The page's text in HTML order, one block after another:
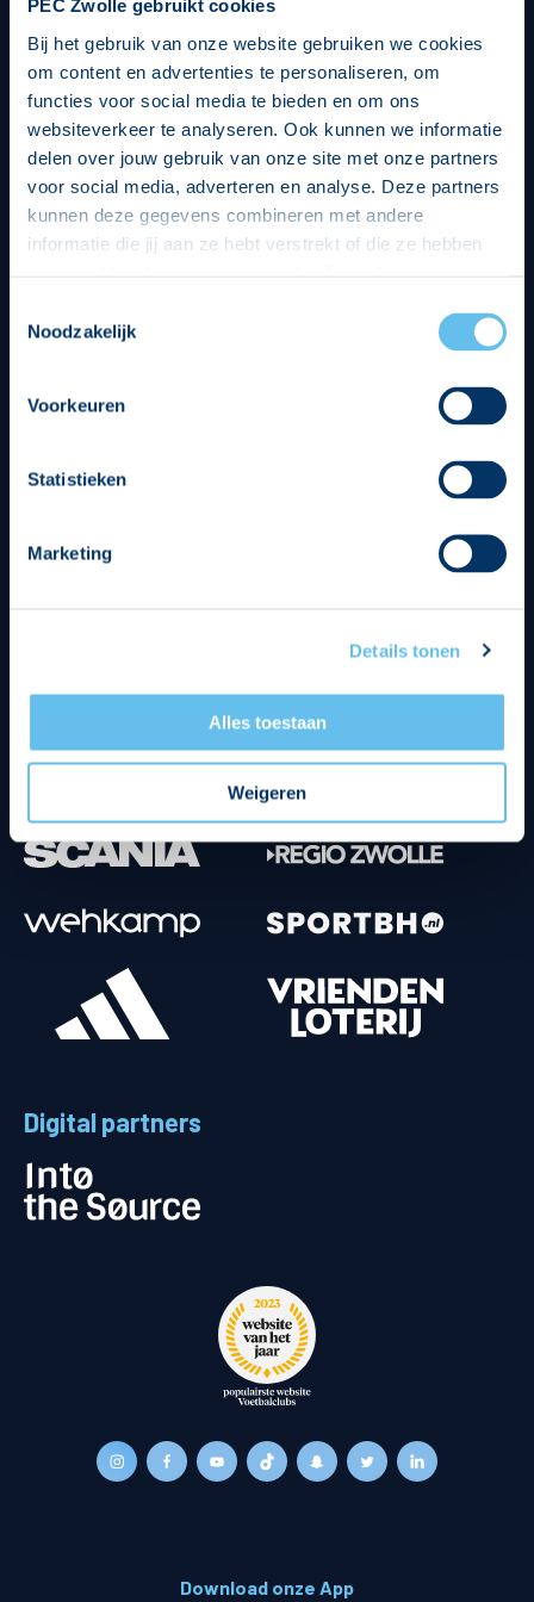
PEC Zwolle gebruikt cookies
Bij het gebruik van onze website gebruiken we cookies
om content en advertenties te personaliseren, om
functies voor social media te bieden en om ons
websiteverkeer te analyseren. Ook kunnen we informatie
delen over jouw gebruik van onze site met onze partners
voor social media, adverteren en analyse. Deze partners
kunnen deze gegevens combineren met andere
informatie die jij aan ze hebt verstrekt of die ze hebben
op een veilige en integere wijze. Je kunt je toestemming
beheren op de privacy- en cookieverklaring pagina.
Noodzakelijk
Voorkeuren
Statistieken
Marketing
Details tonen
Alles toestaan
Weigeren
Digital partners
Download onze App